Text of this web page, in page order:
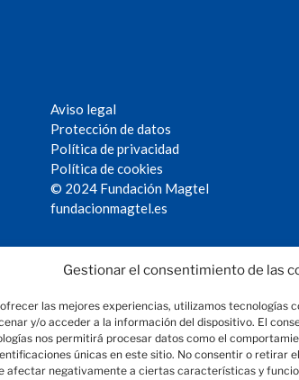
Gestionar el consentimiento de las
las mejores experiencias, utilizamos tecnologías
y/o acceder a la información del dispositivo. El
nos permitirá procesar datos como el
únicas en este sitio. No consentir o retirar
afectar negativamente a ciertas características y
Aviso legal
Protección de datos
Política de privacidad
Política de cookies
© 2024 Fundación Magtel
fundacionmagtel.es